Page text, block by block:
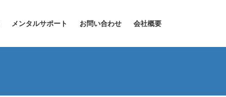
メンタルサポート お問い合わせ 会社概要